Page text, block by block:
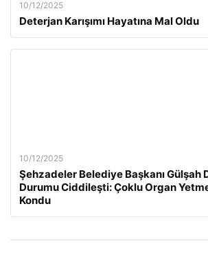
10/12/2025
Deterjan Karışımı Hayatına Mal Oldu
10/12/2025
Şehzadeler Belediye Başkanı Gülşah
Durumu Ciddileşti: Çoklu Organ
Kondu